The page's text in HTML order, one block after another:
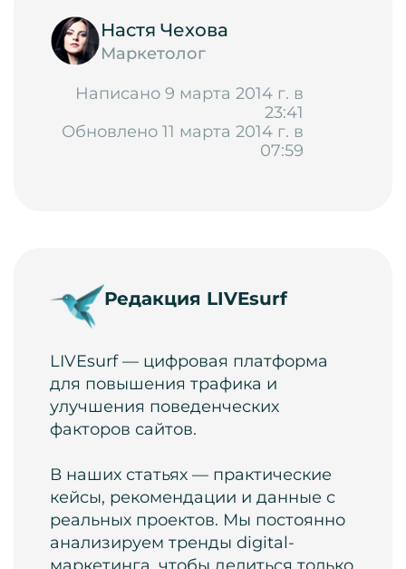
Настя Чехова
Маркетолог
Написано 9 марта 2014 г. в
23:41
Обновлено 11 марта 2014 г. в
07:59
Редакция LIVEsurf
LIVEsurf — цифровая платформа
для повышения трафика и
улучшения поведенческих
факторов сайтов.
В наших статьях — практические
кейсы, рекомендации и данные с
реальных проектов. Мы постоянно
анализируем тренды digital-